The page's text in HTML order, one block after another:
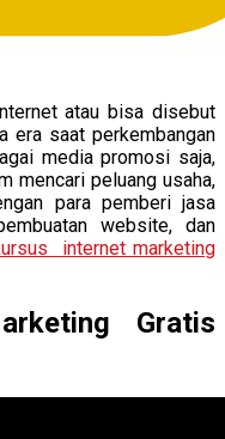
atau bisa disebut
era saat perkembangan
media promosi saja,
mencari peluang usaha,
para pemberi jasa
website, dan
internet marketing
Gratis